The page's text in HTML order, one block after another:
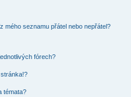
mého seznamu přátel nebo nepřátel?
fórech?
témata?